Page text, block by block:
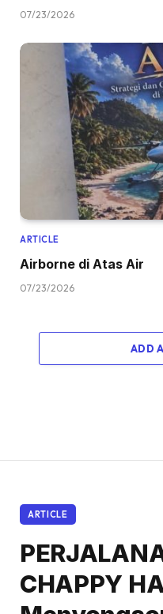
07/23/2026
ARTICLE
Airborne di Atas Air
07/23/2026
ADD
ARTICLE
CHAPPY